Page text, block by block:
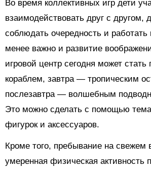
Во время коллективных игр дети
взаимодействовать друг с другом,
соблюдать очередность и
менее важно и развитие
игровой центр сегодня может стать
кораблем, завтра — тропическим
послезавтра — волшебным
Это можно сделать с помощью
фигурок и аксессуаров.
Кроме того, пребывание на свежем
умеренная физическая активность